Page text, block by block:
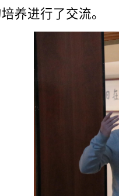
养进行了交流。